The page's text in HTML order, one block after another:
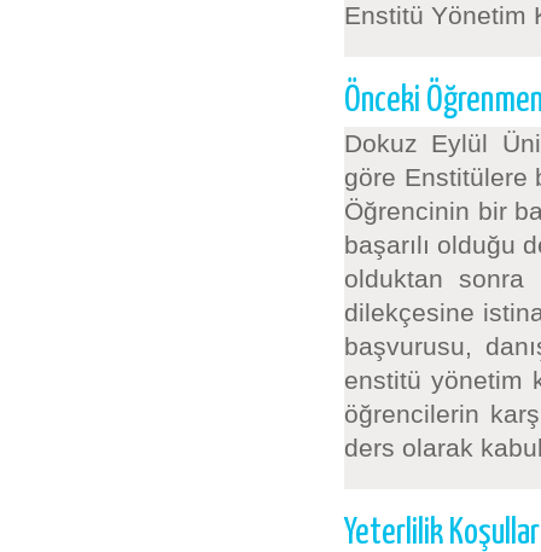
Enstitü Yönetim
Önceki
Dokuz Eylül
göre Enstitülere
Öğrencinin bir
başarılı olduğu
olduktan sonra
dilekçesine
başvurusu,
enstitü yönetim
öğrencilerin
ders olarak
Yeterlilik